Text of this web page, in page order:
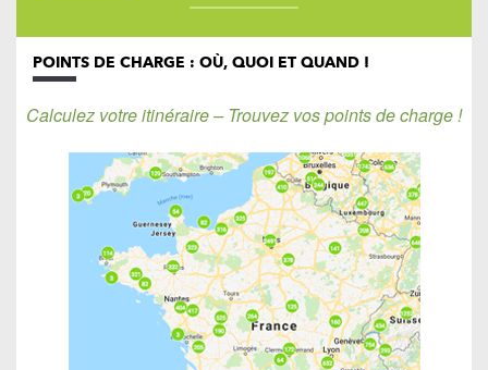
POINTS DE CHARGE : OÙ, QUOI ET QUAND !
Calculez votre itinéraire – Trouvez vos points de charge !